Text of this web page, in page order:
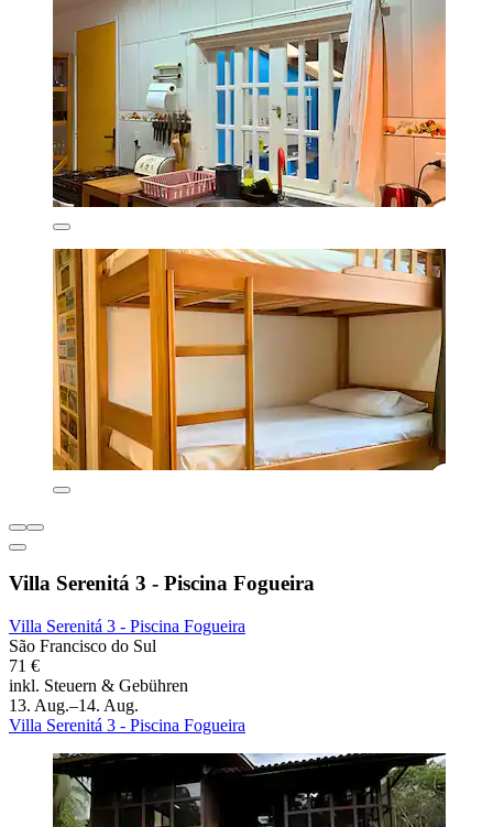
Villa Serenitá 3 - Piscina Fogueira
Villa Serenitá 3 - Piscina Fogueira
São Francisco do Sul
71 €
inkl. Steuern & Gebühren
13. Aug.–14. Aug.
Villa Serenitá 3 - Piscina Fogueira